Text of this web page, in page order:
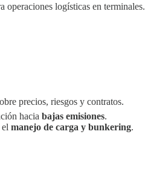
operaciones logísticas en terminales.
precios, riesgos y contratos.
hacia bajas emisiones.
manejo de carga y bunkering.